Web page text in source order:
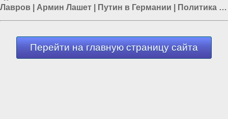
Лавров
Армин Лашет Путин в Германии
Политика в
мире
Перейти на главную страницу сайта